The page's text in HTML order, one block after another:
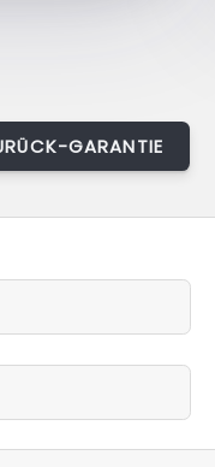
GARANTIE